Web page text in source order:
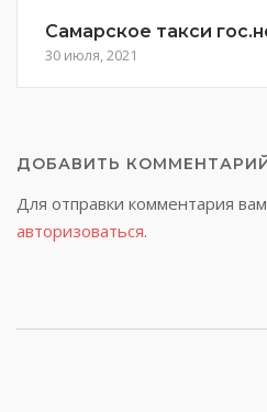
Самарское такси
30 июля, 2021
ДОБАВИТЬ
Для отправки комментария
авторизоваться.